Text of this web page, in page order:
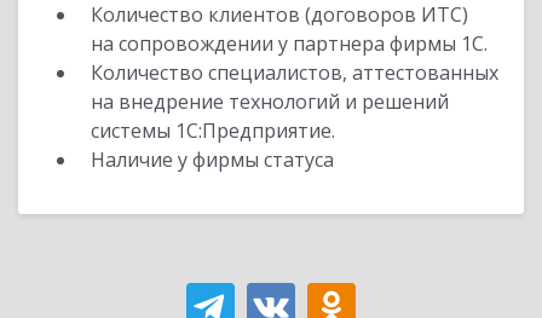
Количество клиентов (договоров ИТС)
на сопровождении у партнера фирмы 1С.
Количество специалистов, аттестованных
на внедрение технологий и решений
системы 1С:Предприятие.
Наличие у фирмы статуса